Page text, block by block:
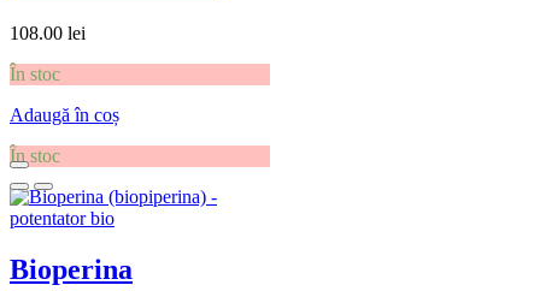
108.00 lei
În stoc
Adaugă în coș
În stoc
Bioperina